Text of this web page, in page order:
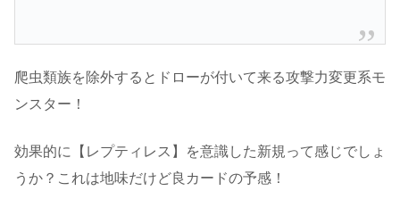
爬虫類族を除外するとドローが付いて来る攻撃力変更系モ
ンスター！
効果的に【レプティレス】を意識した新規って感じでしょ
うか？これは地味だけど良カードの予感！